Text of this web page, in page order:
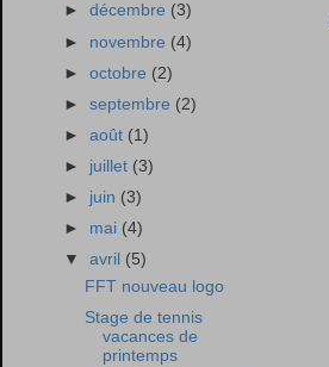
►décembre (3)
► novembre (4)
►octobre (2)
►septembre (2)
►août (1)
► juillet (3)
► juin (3)
► mai (4)
▼avril (5)
FFT nouveau logo
Stage de tennis
vacances de
printemps